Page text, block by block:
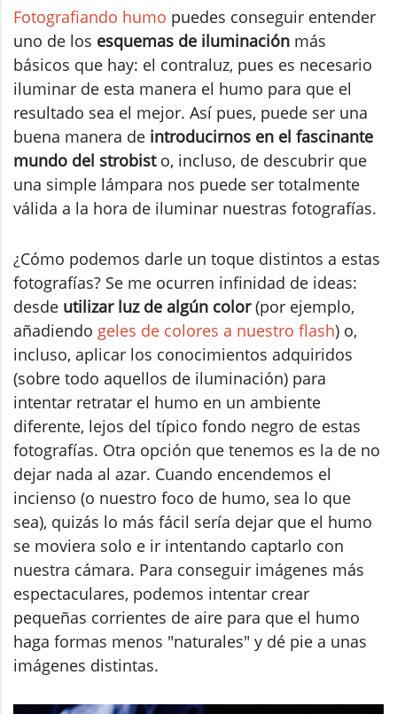
Fotografiando humo puedes conseguir entender
uno de los esquemas de iluminación más
básicos que hay: el contraluz, pues es necesario
iluminar de esta manera el humo para que el
resultado sea el mejor. Así pues, puede ser una
buena manera de introducirnos en el fascinante
mundo del strobisto, incluso, de descubrir que
una simple lámpara nos puede ser totalmente
válida a la hora de iluminar nuestras fotografías.
¿Cómo podemos darle un toque distintos a estas
fotografías? Se me ocurren infinidad de ideas:
desde utilizar luz de algún color(por ejemplo,
añadiendo geles de colores a nuestro flash) o,
incluso, aplicar los conocimientos adquiridos
(sobre todo aquellos de iluminación) para
intentar retratar el humo en un ambiente
diferente, lejos del típico fondo negro de estas
fotografías. Otra opción que tenemos es la de no
dejar nada al azar. Cuando encendemos el
incienso (o nuestro foco de humo, sea lo que
sea), quizás lo más fácil sería dejar que el humo
se moviera solo e ir intentando captarlo con
nuestra cámara. Para conseguir imágenes más
espectaculares, podemos intentar crear
pequeñas corrientes de aire para que el humo
haga formas menos "naturales" y dé pie a unas
imágenes distintas.